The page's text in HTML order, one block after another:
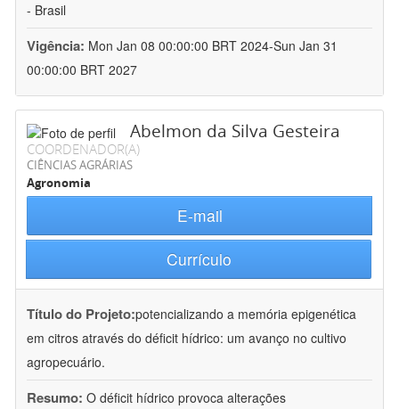
- Brasil
Vigência: Mon Jan 08 00:00:00 BRT 2024-Sun Jan 31
00:00:00 BRT 2027
Abelmon da Silva Gesteira
COORDENADOR(A)
CIÊNCIAS AGRÁRIAS
Agronomia
E-mail
Currículo
Título do Projeto:potencializando a memória epigenética
em citros através do déficit hídrico: um avanço no cultivo
agropecuário.
Resumo: O déficit hídrico provoca alterações